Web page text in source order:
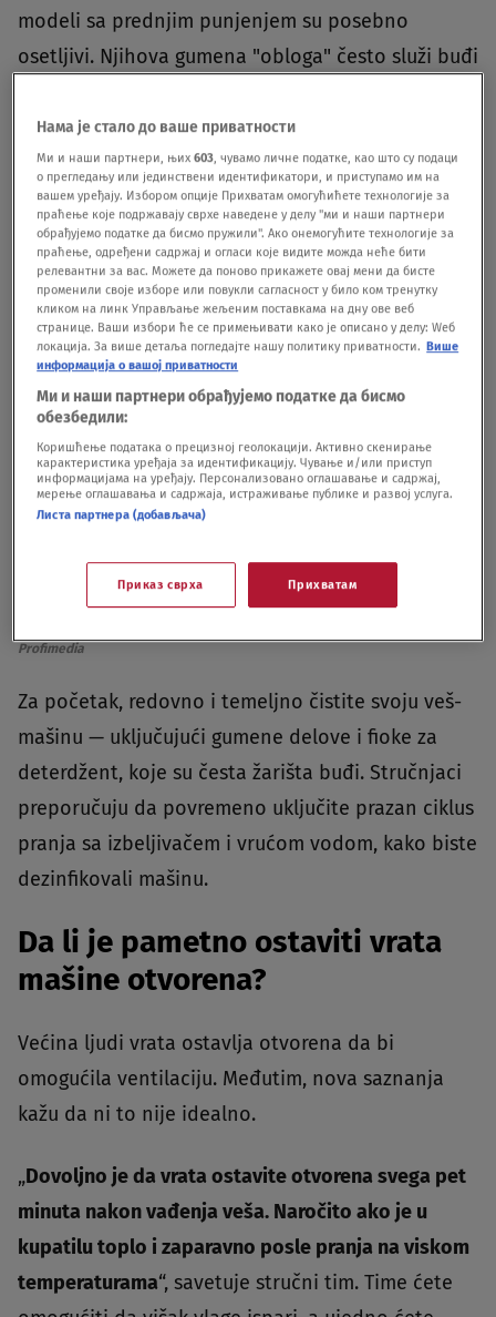
modeli sa prednjim punjenjem su posebno
osetljivi. Njihova gumena "obloga" često služi buđi
opranog veša.
Kako sprečiti pojavu buđi u veš-
mašini?
Profimedia
Za početak, redovno i temeljno čistite svoju veš-
mašinu — uključujući gumene delove i fioke za
deterdžent, koje su česta žarišta buđi. Stručnjaci
preporučuju da povremeno uključite prazan ciklus
pranja sa izbeljivačem i vrućom vodom, kako biste
dezinfikovali mašinu.
Da li je pametno ostaviti vrata
mašine otvorena?
Većina ljudi vrata ostavlja otvorena da bi
omogućila ventilaciju. Međutim, nova saznanja
kažu da ni to nije idealno.
„Dovoljno je da vrata ostavite otvorena svega pet
minuta nakon vađenja veša. Naročito ako je u
kupatilu toplo i zaparavno posle pranja na viskom
temperaturama“, savetuje stručni tim. Time ćete
Нама је стало до ваше приватности
Ми и наши партнери, њих603, чувамо личне податке, као што су подаци
о прегледању или јединствени идентификатори, и приступамо им на
вашем уређају. Избором опције Прихватам омогућићете технологије за
праћење које подржавају сврхе наведене у делу "ми и наши партнери
обрађујемо податке да бисмо пружили". Ако онемогућите технологије за
праћење, одређени садржај и огласи које видите можда неће бити
релевантни за вас. Можете да поново прикажете овај мени да бисте
променили своје изборе или повукли сагласност у било ком тренутку
кликом на линк Управљање жељеним поставкама на дну ове веб
странице. Ваши избори ће се примењивати како је описано у делу: Wеб
локација. За више детаља погледајте нашу политику приватности. Више
информација о вашој приватности
Ми и наши партнери обрађујемо податке да бисмо
обезбедили:
Коришћење података о прецизној геолокацији. Активно скенирање
карактеристика уређаја за идентификацију. Чување и/или приступ
информацијама на уређају. Персонализовано оглашавање и садржај,
мерење оглашавања и садржаја, истраживање публике и развој услуга.
Листа партнера (добављача)
Приказ сврха Прихватам